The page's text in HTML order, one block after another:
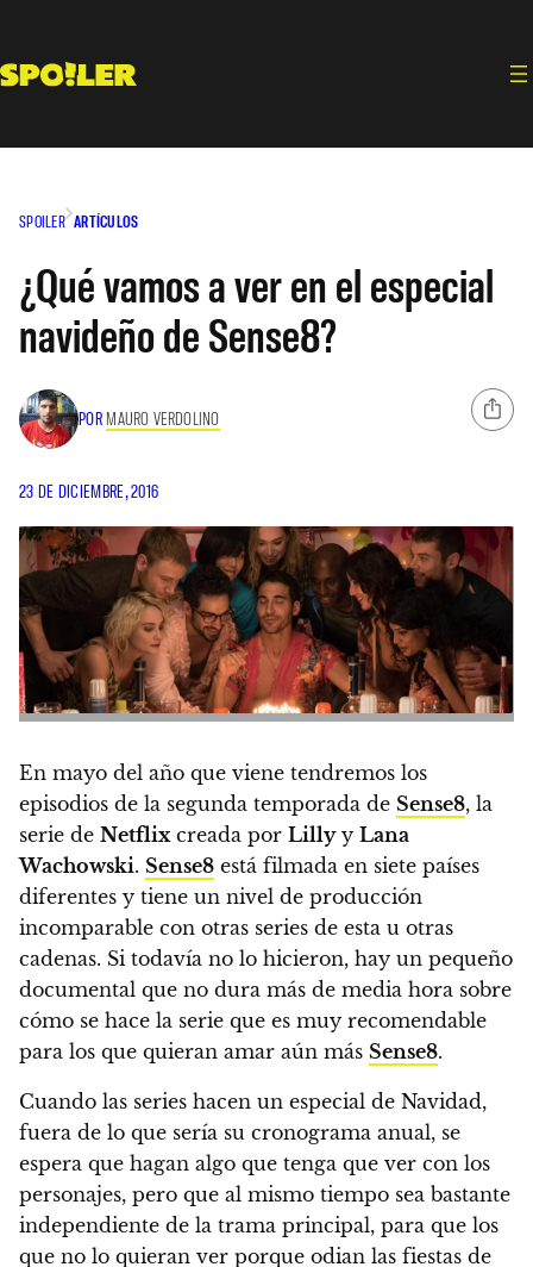
contenido
SPOILER ARTÍCULOS
¿Qué vamos a ver en el especial
navideño de Sense8?
POR MAURO VERDOLINO
23 DE DICIEMBRE, 2016
En mayo del año que viene tendremos los
episodios de la segunda temporada de Sense8, la
serie de Netflix creada por Lillyy Lana
Wachowski. Sense8 está filmada en siete países
diferentes y tiene un nivel de producción
incomparable con otras series de esta u otras
cadenas. Si todavía no lo hicieron, hay un pequeño
documental que no dura más de media hora sobre
cómo se hace la serie que es muy recomendable
para los que quieran amar aún más Sense8.
Cuando las series hacen un especial de Navidad,
fuera de lo que sería su cronograma anual, se
espera que hagan algo que tenga que ver con los
personajes, pero que al mismo tiempo sea bastante
independiente de la trama principal, para que los
que no lo quieran ver porque odian las fiestas de